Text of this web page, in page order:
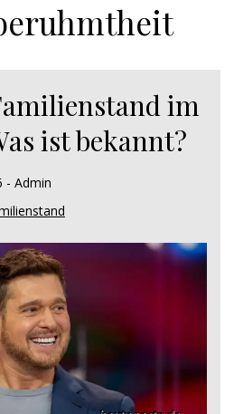
im
ist bekannt?
- Admin